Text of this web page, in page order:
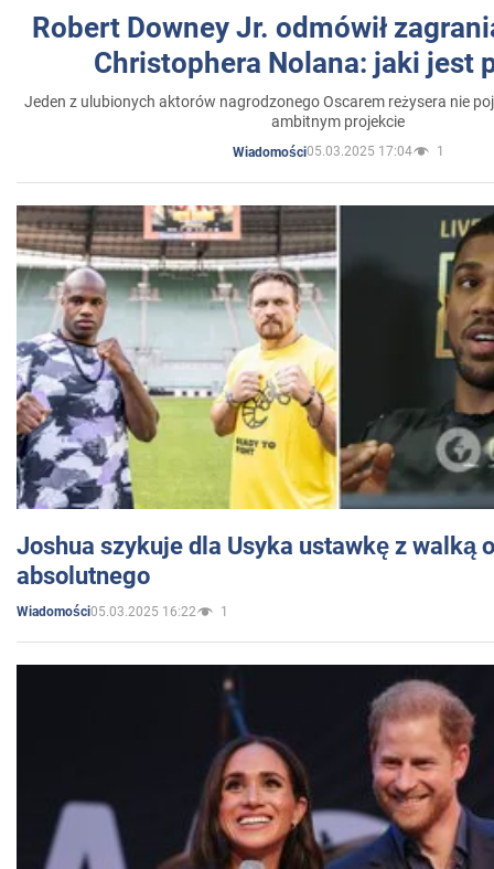
Robert Downey Jr. odmówił
Christophera Nolana: jaki jest
Jeden z ulubionych aktorów nagrodzonego Oscarem reżysera nie
ambitnym projekcie
Wiadomości05.03.2025 17:04 1
Joshua szykuje dla Usyka ustawkę z walką
absolutnego
Wiadomości05.03.2025 16:22 1